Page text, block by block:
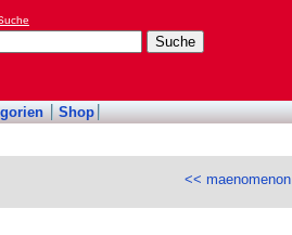
Shop
<< maenomenon